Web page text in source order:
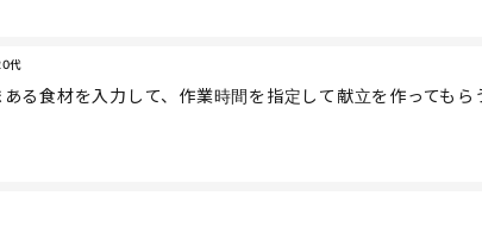
代
る食材を入力して、作業時間を指定して献立を作ってもら